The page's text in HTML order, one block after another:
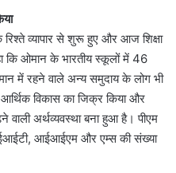
व्यापार से शुरू हुए और आज शिक्षा
कि ओमान के भारतीय स्कूलों में 46
में रहने वाले अन्य समुदाय के लोग भी
विकास का जिक्र किया और
वाली अर्थव्यवस्था बना हुआ है। पीएम
आईआईएम और एम्स की संख्या